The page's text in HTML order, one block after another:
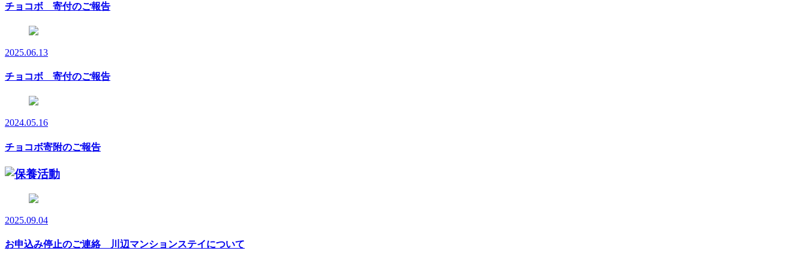
チョコボ 寄付のご報告
2025.06.13
チョコボ 寄付のご報告
2024.05.16
チョコボ寄附のご報告
2025.09.04
お申込み停止のご連絡 川辺マンションステイについて